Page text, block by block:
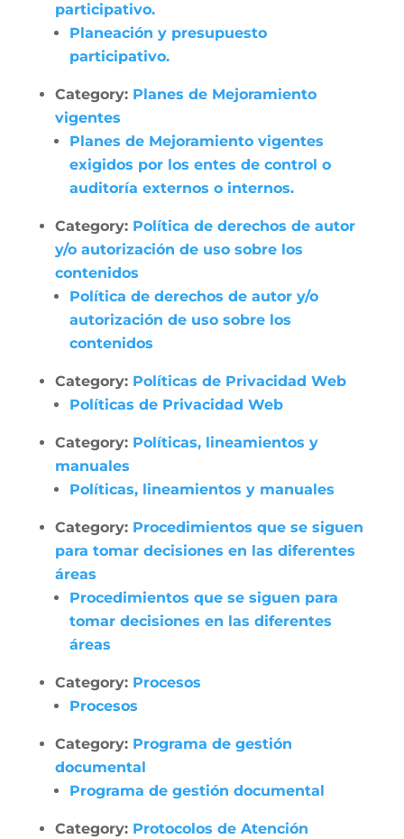
participativo.
Planeación y presupuesto
participativo.
Category: Planes de Mejoramiento
vigentes
Planes de Mejoramiento vigentes
exigidos por los entes de control o
auditoría externos o internos.
Category: Política de derechos de autor
y/o autorización de uso sobre los
contenidos
Política de derechos de autor y/o
autorización de uso sobre los
contenidos
Category: Políticas de Privacidad Web
Políticas de Privacidad Web
Category: Políticas, lineamientos y
manuales
Políticas, lineamientos y manuales
Category: Procedimientos que se siguen
para tomar decisiones en las diferentes
áreas
Procedimientos que se siguen para
tomar decisiones en las diferentes
áreas
Category: Procesos
Procesos
Category: Programa de gestión
documental
Programa de gestión documental
Category: Protocolos de Atención